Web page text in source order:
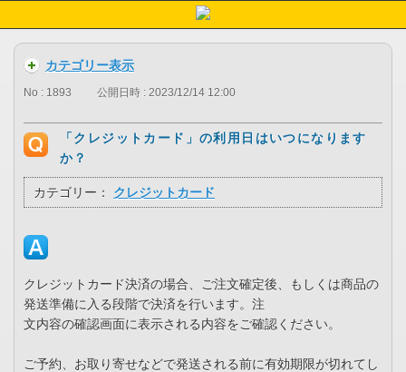
カテゴリー表示
No : 1893 公開日時 : 2023/12/14 12:00
「クレジットカード」の利用日はいつになります
か？
カテゴリー： クレジットカード
クレジットカード決済の場合、ご注文確定後、もしくは商品の
発送準備に入る段階で決済を行います。注
文内容の確認画面に表示される内容をご確認ください。
ご予約、お取り寄せなどで発送される前に有効期限が切れてし